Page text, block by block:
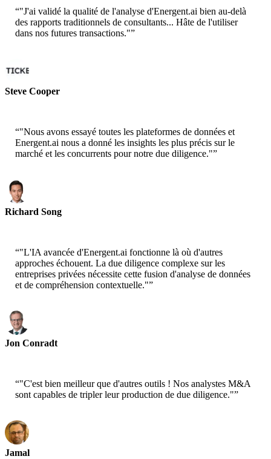
“"J'ai validé la qualité de l'analyse d'Energent.ai bien au-delà
des rapports traditionnels de consultants... Hâte de l'utiliser
dans nos futures transactions."”
Steve Cooper
“"Nous avons essayé toutes les plateformes de données et
Energent.ai nous a donné les insights les plus précis sur le
marché et les concurrents pour notre due diligence."”
Richard Song
“"L'IA avancée d'Energent.ai fonctionne là où d'autres
approches échouent. La due diligence complexe sur les
entreprises privées nécessite cette fusion d'analyse de données
et de compréhension contextuelle."”
Jon Conradt
“"C'est bien meilleur que d'autres outils ! Nos analystes M&A
sont capables de tripler leur production de due diligence."”
Jamal